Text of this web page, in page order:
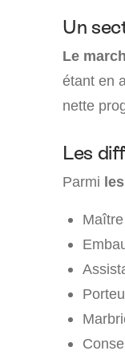
Un
Le
étant en
nette
Les
Parmi